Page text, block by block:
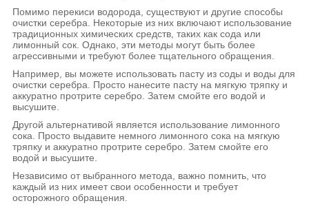
Помимо перекиси водорода, существуют и другие способы
очистки серебра. Некоторые из них включают использование
традиционных химических средств, таких как сода или
лимонный сок. Однако, эти методы могут быть более
агрессивными и требуют более тщательного обращения.
Например, вы можете использовать пасту из соды и воды для
очистки серебра. Просто нанесите пасту на мягкую тряпку и
аккуратно протрите серебро. Затем смойте его водой и
высушите.
Другой альтернативой является использование лимонного
сока. Просто выдавите немного лимонного сока на мягкую
тряпку и аккуратно протрите серебро. Затем смойте его
водой и высушите.
Независимо от выбранного метода, важно помнить, что
каждый из них имеет свои особенности и требует
осторожного обращения.